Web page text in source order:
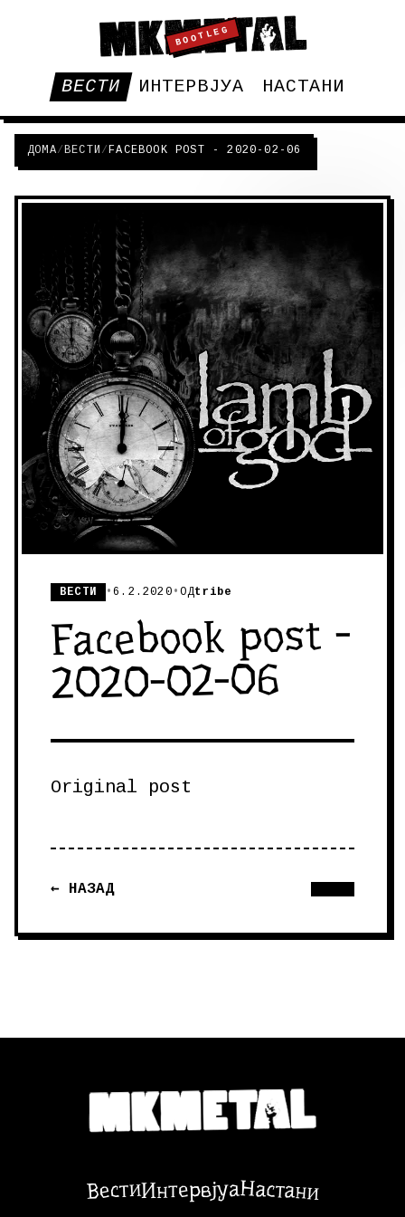
BOOTLEG
ВЕСТИ ИНТЕРВЈУА НАСТАНИ
ДОМА/ВЕСТИ /FACEBOOK POST - 2020-02-06
ВЕСТИ •6.2.2020 •ОДtribe
Facebook post -
2020-02-06
Original post
← НАЗАД
ВестиИнтервјуаНастани